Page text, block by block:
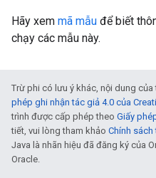
Hãy xem mã mẫu để biết
chạy các mẫu này.
Trừ phi có lưu ý khác, nội dung
phép ghi nhận tác giả 4.0 của
trình được cấp phép theo Giấy
tiết, vui lòng tham khảo Chính
Java là nhãn hiệu đã đăng ký của
Oracle.